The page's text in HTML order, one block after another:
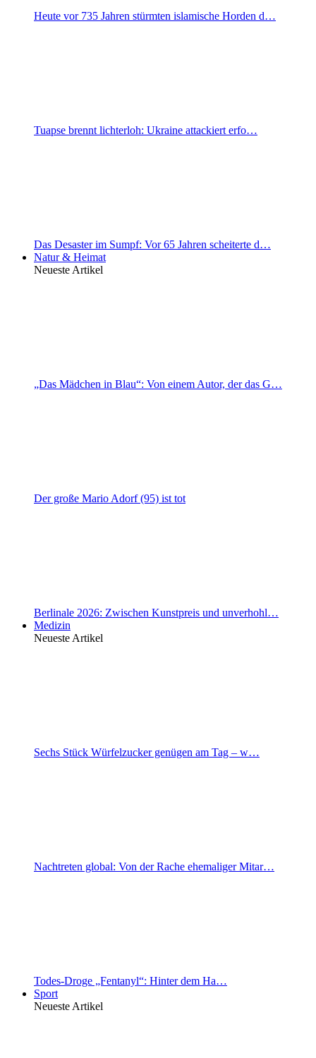
Heute vor 735 Jahren stürmten islamische Horden d…
Tuapse brennt lichterloh: Ukraine attackiert erfo…
Das Desaster im Sumpf: Vor 65 Jahren scheiterte d…
Natur & Heimat
Neueste Artikel
„Das Mädchen in Blau“: Von einem Autor, der das G…
Der große Mario Adorf (95) ist tot
Berlinale 2026: Zwischen Kunstpreis und unverhohl…
Medizin
Neueste Artikel
Sechs Stück Würfelzucker genügen am Tag – w…
Nachtreten global: Von der Rache ehemaliger Mitar…
Todes-Droge „Fentanyl“: Hinter dem Ha…
Sport
Neueste Artikel